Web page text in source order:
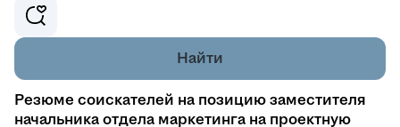
Найти
Резюме соискателей на позицию заместителя
начальника отдела маркетинга на проектную